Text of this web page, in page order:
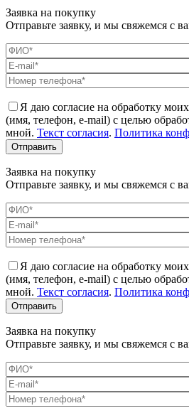
Заявка на покупку
Отправьте заявку, и мы свяжемся с
Я даю согласие на обработку
(имя, телефон, e-mail) с целью
мной. Текст согласия. Политика
Заявка на покупку
Отправьте заявку, и мы свяжемся с
Я даю согласие на обработку
(имя, телефон, e-mail) с целью
мной. Текст согласия. Политика
Заявка на покупку
Отправьте заявку, и мы свяжемся с